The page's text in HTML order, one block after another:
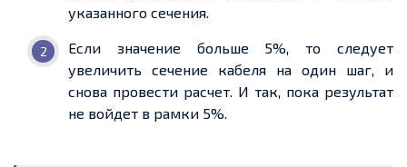
указанного сечения.
Если значение больше 5%, то следует
увеличить сечение кабеля на один шаг, и
снова провести расчет. И так, пока результат
не войдет в рамки 5%.